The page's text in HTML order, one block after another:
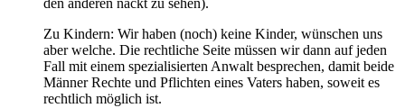
den anderen nackt zu sehen).
Zu Kindern: Wir haben (noch) keine Kinder, wünschen uns
aber welche. Die rechtliche Seite müssen wir dann auf jeden
Fall mit einem spezialisierten Anwalt besprechen, damit beide
Männer Rechte und Pflichten eines Vaters haben, soweit es
rechtlich möglich ist.